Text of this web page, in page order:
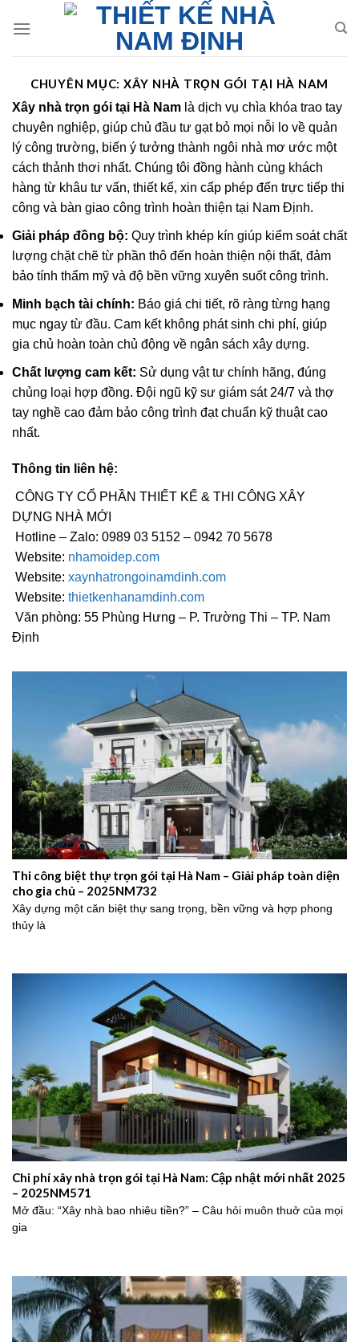
CHUYÊN MỤC: XÂY NHÀ TRỌN GÓI TẠI HÀ NAM
Xây nhà trọn gói tại Hà Nam là dịch vụ chìa khóa trao tay
chuyên nghiệp, giúp chủ đầu tư gạt bỏ mọi nỗi lo về quản
lý công trường, biến ý tưởng thành ngôi nhà mơ ước một
cách thảnh thơi nhất. Chúng tôi đồng hành cùng khách
hàng từ khâu tư vấn, thiết kế, xin cấp phép đến trực tiếp thi
công và bàn giao công trình hoàn thiện tại Nam Định.
Giải pháp đồng bộ: Quy trình khép kín giúp kiểm soát chất
lượng chặt chẽ từ phần thô đến hoàn thiện nội thất, đảm
bảo tính thẩm mỹ và độ bền vững xuyên suốt công trình.
Minh bạch tài chính: Báo giá chi tiết, rõ ràng từng hạng
mục ngay từ đầu. Cam kết không phát sinh chi phí, giúp
gia chủ hoàn toàn chủ động về ngân sách xây dựng.
Chất lượng cam kết: Sử dụng vật tư chính hãng, đúng
chủng loại hợp đồng. Đội ngũ kỹ sư giám sát 24/7 và thợ
tay nghề cao đảm bảo công trình đạt chuẩn kỹ thuật cao
nhất.
Thông tin liên hệ:
CÔNG TY CỔ PHẦN THIẾT KẾ & THI CÔNG XÂY
DỰNG NHÀ MỚI
Hotline – Zalo: 0989 03 5152 – 0942 70 5678
Website: nhamoidep.com
Website: xaynhatrongoinamdinh.com
Website: thietkenhanamdinh.com
Văn phòng: 55 Phùng Hưng – P. Trường Thi – TP. Nam
Định
Thi công biệt thự trọn gói tại Hà Nam – Giải pháp toàn diện
cho gia chủ – 2025NM732
Xây dựng một căn biệt thự sang trọng, bền vững và hợp phong
thủy là
Chi phí xây nhà trọn gói tại Hà Nam: Cập nhật mới nhất 2025
– 2025NM571
Mở đầu: “Xây nhà bao nhiêu tiền?” – Câu hỏi muôn thuở của mọi
gia